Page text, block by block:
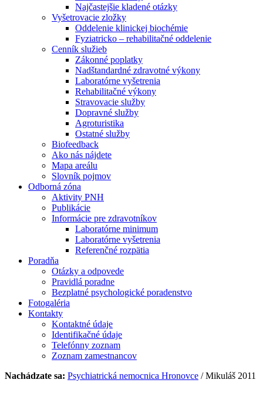
Najčastejšie kladené otázky
Vyšetrovacie zložky
Oddelenie klinickej biochémie
Fyziatricko – rehabilitačné oddelenie
Cenník služieb
Zákonné poplatky
Nadštandardné zdravotné výkony
Laboratórne vyšetrenia
Rehabilitačné výkony
Stravovacie služby
Dopravné služby
Agroturistika
Ostatné služby
Biofeedback
Ako nás nájdete
Mapa areálu
Slovník pojmov
Odborná zóna
Aktivity PNH
Publikácie
Informácie pre zdravotníkov
Laboratórne minimum
Laboratórne vyšetrenia
Referenčné rozpätia
Poradňa
Otázky a odpovede
Pravidlá poradne
Bezplatné psychologické poradenstvo
Fotogaléria
Kontakty
Kontaktné údaje
Identifikačné údaje
Telefónny zoznam
Zoznam zamestnancov
Nachádzate sa: Psychiatrická nemocnica Hronovce /Mikuláš 2011